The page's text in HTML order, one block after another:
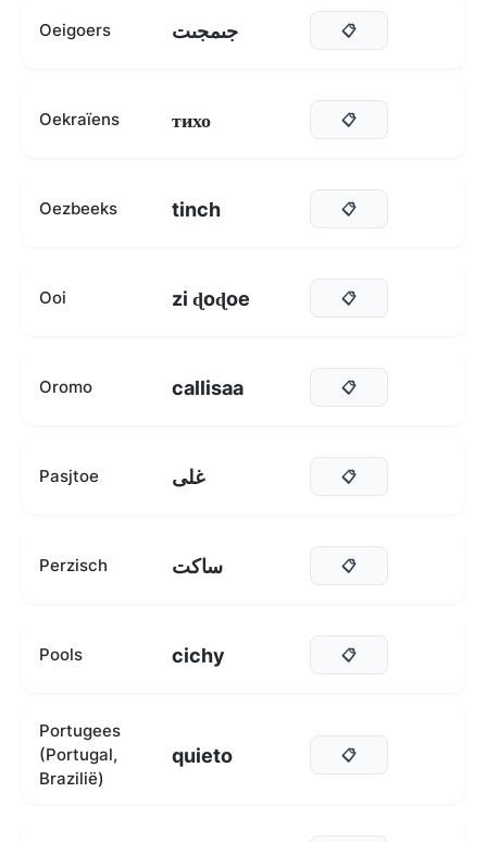
Oeigoers جىمجىت 📋
Oekraïens тихо 📋
Oezbeeks tinch 📋
Ooi zi ɖoɖoe 📋
Oromo callisaa 📋
Pasjtoe غلی 📋
Perzisch ساکت 📋
Pools cichy 📋
Portugees
(Portugal,
Brazilië)
quieto 📋